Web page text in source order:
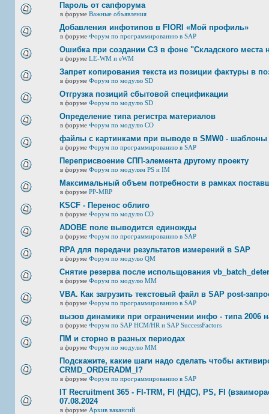
Пароль от сапфорума
в форуме Важные объявления
Добавления инфотипов в FIORI «Мой профиль»
в форуме Форум по программированию в SAP
Ошибка при создании СЗ в фоне "Складского места
в форуме LE-WM и eWM
Запрет копирования текста из позиции фактуры в
в форуме Форум по модулю SD
Отгрузка позиций сбытовой спецификации
в форуме Форум по модулю SD
Определение типа регистра материалов
в форуме Форум по модулю СО
файлы с картинками при выводе в SMW0 - шаблоны
в форуме Форум по программированию в SAP
Переприсвоение СПП-элемента другому проекту
в форуме Форум по модулям PS и IM
Максимальный объем потребности в рамках
в форуме PP-MRP
KSCF - Перенос облиго
в форуме Форум по модулю СО
ADOBE поле выводится единожды
в форуме Форум по программированию в SAP
RPA для передачи результатов измерений в SAP
в форуме Форум по модулю QM
Снятие резерва после испольщования
в форуме Форум по модулю ММ
VBA. Как загрузить текстовый файл в SAP post-
в форуме Форум по программированию в SAP
вызов динамики при ограничении инфо - типа 2006
в форуме Форум по SAP HCM/HR и SAP SuccessFactors
ПМ и сторно в разных периодах
в форуме Форум по модулю ММ
Подскажите, какие шаги надо сделать чтобы
CRMD_ORDERADM_I?
в форуме Форум по программированию в SAP
IT Recruitment 365 - FI-TRM, FI (НДС), PS, FI
07.08.2024
в форуме Архив вакансий